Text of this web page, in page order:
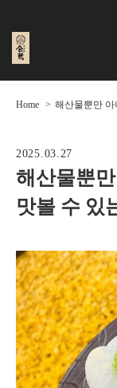
Home 해산물뿐만 아
2025.03.27
해산물뿐
맛볼 수 있